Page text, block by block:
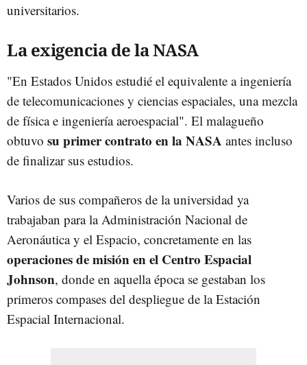
universitarios.
La exigencia de la NASA
"En Estados Unidos estudié el equivalente a ingeniería
de telecomunicaciones y ciencias espaciales, una mezcla
de física e ingeniería aeroespacial". El malagueño
obtuvo su primer contrato en la NASA antes incluso
de finalizar sus estudios.
Varios de sus compañeros de la universidad ya
trabajaban para la Administración Nacional de
Aeronáutica y el Espacio, concretamente en las
operaciones de misión en el Centro Espacial
Johnson, donde en aquella época se gestaban los
primeros compases del despliegue de la Estación
Espacial Internacional.